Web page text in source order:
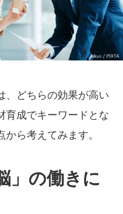
、どちらの効果が高い
育成でキーワードとな
ら考えてみます。
」の働きに